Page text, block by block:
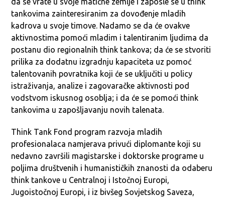
tankovima zainteresiranim za dovođenje mladih
kadrova u svoje timove. Nadamo se da će ovakve
aktivnostima pomoći mladim i talentiranim ljudima da
postanu dio regionalnih think tankova; da će se stvoriti
prilika za dodatnu izgradnju kapaciteta uz pomoć
talentovanih povratnika koji će se uključiti u policy
istraživanja, analize i zagovaračke aktivnosti pod
vodstvom iskusnog osoblja; i da će se pomoći think
tankovima u zapošljavanju novih talenata.
Think Tank Fond program razvoja mladih
profesionalaca namjerava privući diplomante koji su
nedavno završili magistarske i doktorske programe u
poljima društvenih i humanističkih znanosti da odaberu
think tankove u Centralnoj i Istočnoj Europi,
Jugoistočnoj Europi, i iz bivšeg Sovjetskog Saveza,